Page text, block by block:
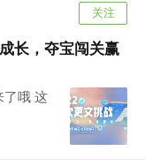
关注
长，夺宝闯关赢
了哦 这